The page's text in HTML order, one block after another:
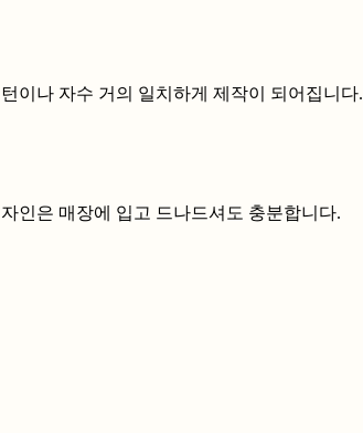
이나 자수 거의 일치하게 제작이 되어집니다.
인은 매장에 입고 드나드셔도 충분합니다.